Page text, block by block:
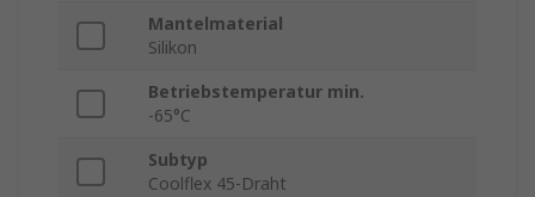
Mantelmaterial
Silikon
Betriebstemperatur min.
-65°C
Subtyp
Coolflex 45-Draht